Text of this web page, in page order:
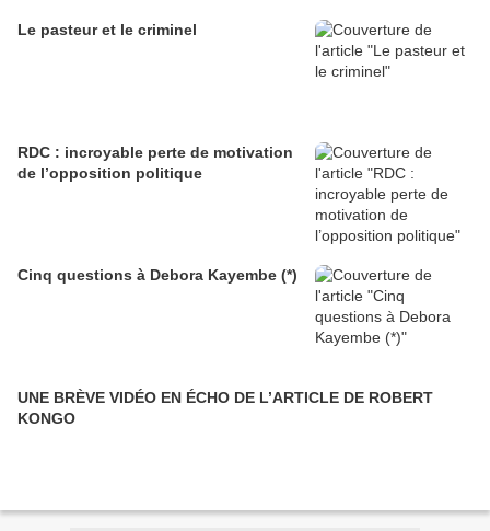
Le pasteur et le criminel
RDC : incroyable perte de motivation
de l’opposition politique
Cinq questions à Debora Kayembe (*)
UNE BRÈVE VIDÉO EN ÉCHO DE L’ARTICLE DE ROBERT
KONGO